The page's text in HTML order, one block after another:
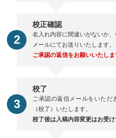
校正確認
名入れ内容に間違いがないか
メールにてお送りいたします。
ご承認の返信をお願いいたしま
校了
ご承認の返信メールをいただ
（校了）いたします。
校了後は入稿内容変更はお受け